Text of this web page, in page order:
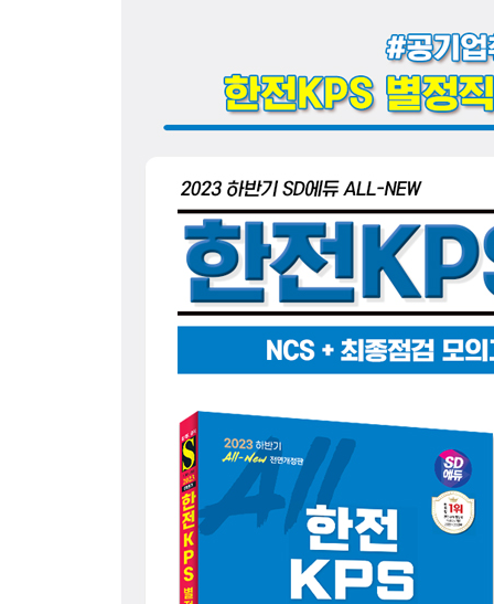
출제유형분석 02 규칙 적용
출제유형분석 03 SWOT 분석
CHAPTER 04 조직이해능력
출제유형분석 01 경영전략
출제유형분석 02 조직구조
출제유형분석 03 업무 종류
CHAPTER 05 정보능력
출제유형분석 01 엑셀 함수
CHAPTER 06 기술능력
출제유형분석 01 기술의 이해
출제유형분석 02 기술적용
PART 2 최종점검 모의고사